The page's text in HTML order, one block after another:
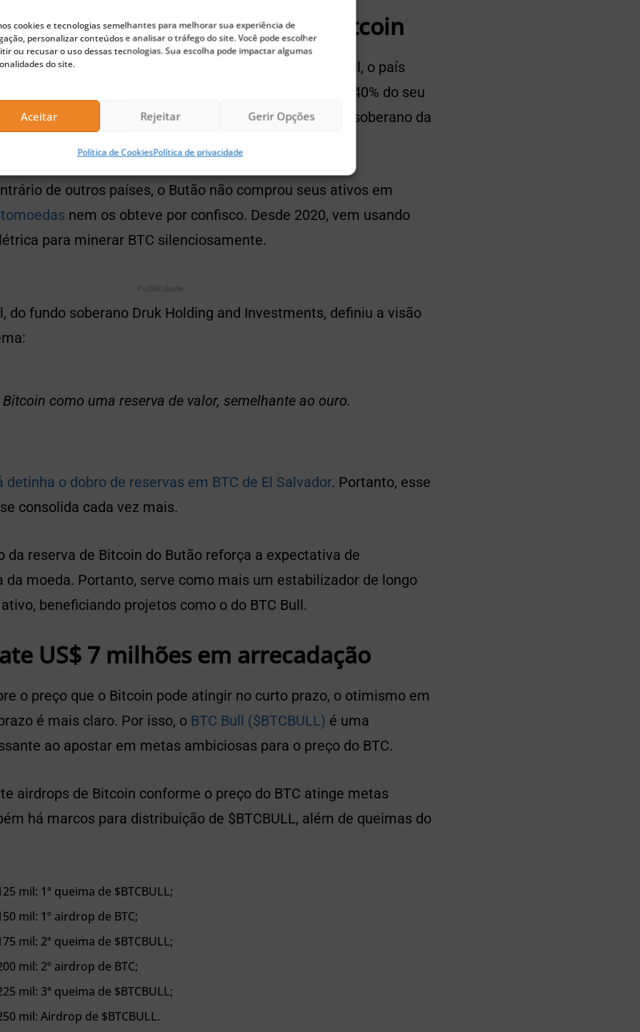
cookies e tecnologias semelhantes para melhorar sua experiência de
personalizar conteúdos e analisar o tráfego do site. Você pode escolher
ou recusar o uso dessas tecnologias. Sua escolha pode impactar algumas
do site.
Aceitar Rejeitar Gerir Opções
Política de CookiesPolítica de privacidade
mais de US$ 1 bilhão em Bitcoin
surgiu uma notícia surpreendente do Butão. Afinal, o país
US$ 1,3 bilhão em BTC, o que corresponde a cerca de 40% do seu
pequeno reino asiático como o terceiro maior detentor soberano da
de outros países, o Butão não comprou seus ativos em
nem os obteve por confisco. Desde 2020, vem usando
para minerar BTC silenciosamente.
Publicidade
do fundo soberano Druk Holding and Investments, definiu a visão
Bitcoin como uma reserva de valor, semelhante ao ouro.
detinha o dobro de reservas em BTC de El Salvador. Portanto, esse
consolida cada vez mais.
da reserva de Bitcoin do Butão reforça a expectativa de
da moeda. Portanto, serve como mais um estabilizador de longo
beneficiando projetos como o do BTC Bull.
US$ 7 milhões em arrecadação
o preço que o Bitcoin pode atingir no curto prazo, o otimismo em
é mais claro. Por isso, o BTC Bull ($BTCBULL) é uma
ao apostar em metas ambiciosas para o preço do BTC.
airdrops de Bitcoin conforme o preço do BTC atinge metas
há marcos para distribuição de $BTCBULL, além de queimas do
mil: 1ª queima de $BTCBULL;
mil: 1º airdrop de BTC;
mil: 2ª queima de $BTCBULL;
mil: 2º airdrop de BTC;
mil: 3ª queima de $BTCBULL;
mil: Airdrop de $BTCBULL.